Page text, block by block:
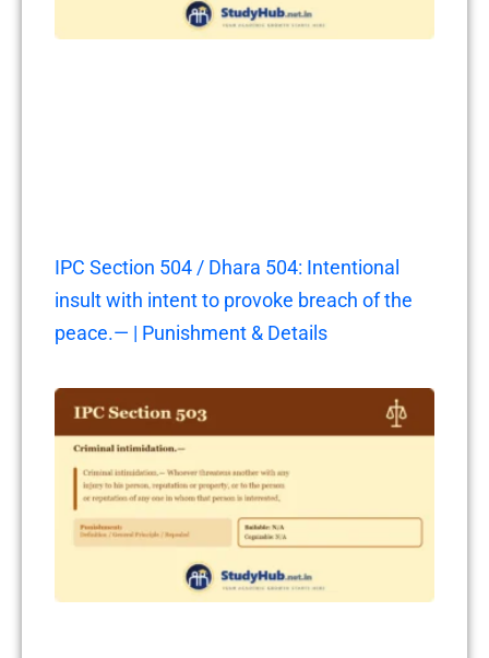
IPC Section 504 / Dhara 504: Intentional
insult with intent to provoke breach of the
peace.— | Punishment & Details